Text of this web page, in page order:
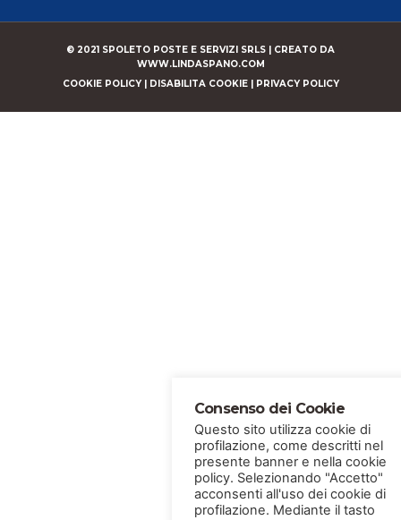
© 2021 SPOLETO POSTE E SERVIZI SRLS | CREATO DA
WWW.LINDASPANO.COM
COOKIE POLICY| DISABILITA COOKIE| PRIVACY POLICY
Consenso dei Cookie
Questo sito utilizza cookie di
profilazione, come descritti nel
presente banner e nella cookie
policy. Selezionando "Accetto"
acconsenti all'uso dei cookie di
profilazione. Mediante il tasto